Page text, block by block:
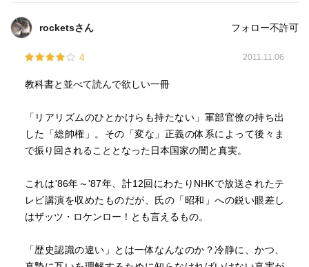
rocketsさん フォロー不許可
4 2011.11.06
教科書と並べて読んで欲しい一冊
「リアリズムのひとかけらも持たない」軍部官僚の持ち出
した「総帥権」。その「変な」正義の体系によって後々ま
で振り回されることとなった日本国家の闇と真実。
これは'86年～'87年、計12回にわたりNHKで放送されたテ
レビ講演を収めたものだが、氏の「昭和」への鋭い眼差し
はザッツ・ロケンロー！とも言えるもの。
「歴史認識の違い」とは一体なんなのか？冷静に、かつ、